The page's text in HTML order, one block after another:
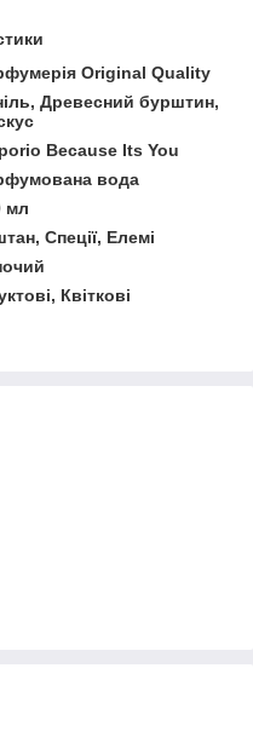
Original Quality
Древесний бурштин,
Because Its You
вода
мл
Спеції, Елемі
Квіткові